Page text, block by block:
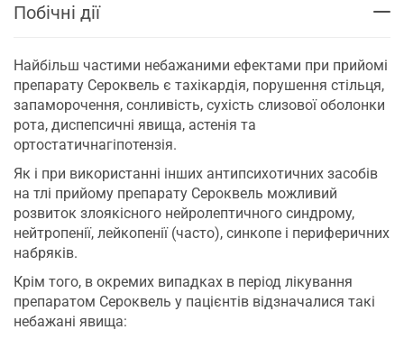
Побічні дії
Найбільш частими небажаними ефектами при прийомі
препарату Сероквель є тахікардія, порушення стільця,
запаморочення, сонливість, сухість слизової оболонки
рота, диспепсичні явища, астенія та
ортостатичнагіпотензія.
Як і при використанні інших антипсихотичних засобів
на тлі прийому препарату Сероквель можливий
розвиток злоякісного нейролептичного синдрому,
нейтропенії, лейкопенії (часто), синкопе і периферичних
набряків.
Крім того, в окремих випадках в період лікування
препаратом Сероквель у пацієнтів відзначалися такі
небажані явища: